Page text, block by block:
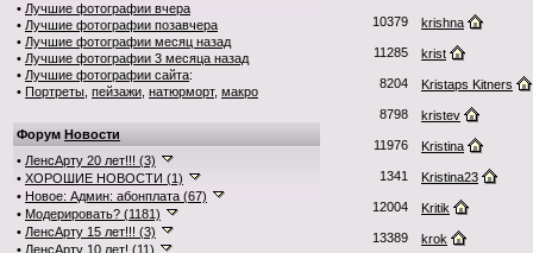
• Лучшие фотографии вчера
• Лучшие фотографии позавчера
• Лучшие фотографии месяц назад
• Лучшие фотографии 3 месяца назад
• Лучшие фотографии сайта:
• Портреты пейзажи натюрморт, макро
Форум Новости
• ЛенсАрту 20 лет!!! (3)
• ХОРОШИЕ НОВОСТИ (1)
• Новое: Админ: абонплата (67)
• Модерировать? (1181)
• ЛенсАрту 15 лет!!! (3)
• ЛенсАрту 10 лет! (11)
10379 krishna
11285 krist
8204 Kristaps Kitners
8798 kristev
11976 Kristina
1341 Kristina23
12004 Kritik
13389 krok